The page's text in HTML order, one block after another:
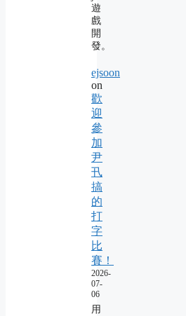
遊
戲
開
發。
ejsoon
on
歡
迎
參
加
尹
卂
搞
的
打
字
比
賽！
2026-
07-
06
用